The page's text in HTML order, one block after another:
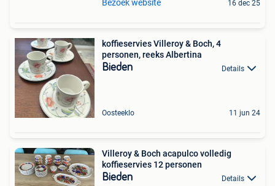
Bezoek website 16 dec 25
koffieservies Villeroy & Boch, 4
personen, reeks Albertina
Bieden Details
Oosteeklo 11 jun 24
Villeroy & Boch acapulco volledig
koffieservies 12 personen
Bieden Details